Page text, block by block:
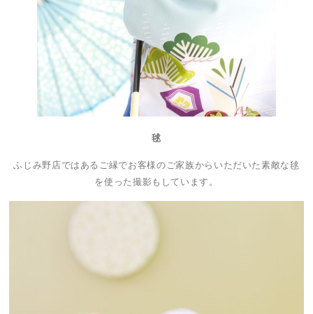
毬
ふじみ野店ではあるご縁でお客様のご家族からいただいた素敵な毬
を使った撮影もしています。